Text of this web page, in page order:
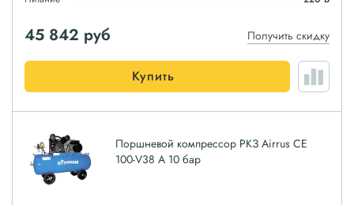
45 842 руб Получить скидку
Купить
Поршневой компрессор РКЗ Airrus CE
100-V38 A 10 бар